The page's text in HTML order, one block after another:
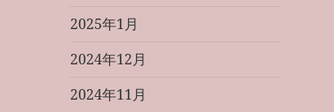
2025年1月
2024年12月
2024年11月